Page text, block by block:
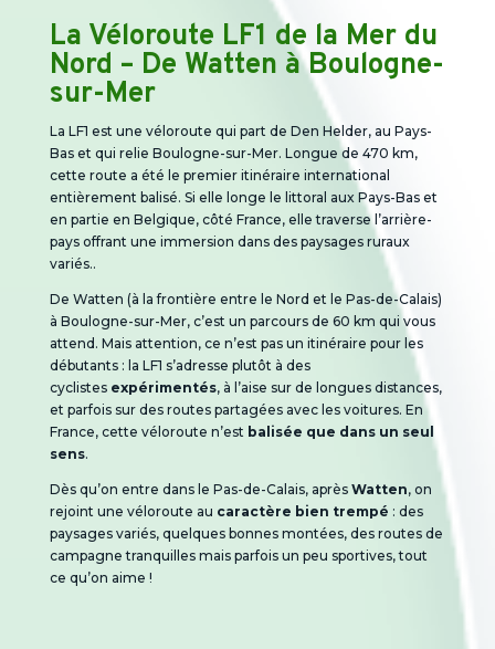
La Véloroute LF1 de la Mer du
Nord – De Watten à Boulogne-
sur-Mer
La LF1 est une véloroute qui part de Den Helder, au Pays-
Bas et qui relie Boulogne-sur-Mer. Longue de 470 km,
cette route a été le premier itinéraire international
entièrement balisé. Si elle longe le littoral aux Pays-Bas et
en partie en Belgique, côté France, elle traverse l’arrière-
pays offrant une immersion dans des paysages ruraux
variés..
De Watten (à la frontière entre le Nord et le Pas-de-Calais)
à Boulogne-sur-Mer, c’est un parcours de 60 km qui vous
attend. Mais attention, ce n’est pas un itinéraire pour les
débutants : la LF1 s’adresse plutôt à des
cyclistes expérimentés, à l’aise sur de longues distances,
et parfois sur des routes partagées avec les voitures. En
France, cette véloroute n’est balisée que dans un seul
sens.
Dès qu’on entre dans le Pas-de-Calais, après Watten, on
rejoint une véloroute au caractère bien trempé : des
paysages variés, quelques bonnes montées, des routes de
campagne tranquilles mais parfois un peu sportives, tout
ce qu’on aime !